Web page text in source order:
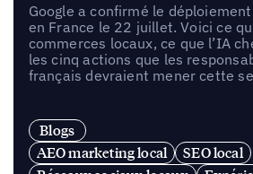
Google a confirmé le
en France le 22 juillet. Voici ce
commerces locaux, ce que l’IA
les cinq actions que les
français devraient mener cette
Blogs
AEO marketing local
SEO local